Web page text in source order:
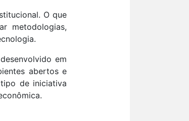
O que
metodologias,
desenvolvido em
abertos e
de iniciativa